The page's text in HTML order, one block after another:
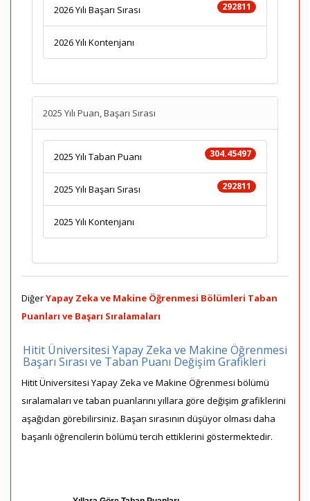
292811
2026 Yılı Başarı Sırası
2026 Yılı Kontenjanı
2025 Yılı Puan, Başarı Sırası
304.45497
2025 Yılı Taban Puanı
292811
2025 Yılı Başarı Sırası
2025 Yılı Kontenjanı
DiğerYapay Zeka ve Makine Öğrenmesi Bölümleri Taban
Puanları ve Başarı Sıralamaları
Hitit Üniversitesi Yapay Zeka ve Makine Öğrenmesi
Başarı Sırası ve Taban Puanı Değişim Grafikleri
Hitit Üniversitesi Yapay Zeka ve Makine Öğrenmesi bölümü
sıralamaları ve taban puanlarını yıllara göre değişim grafiklerini
aşağıdan görebilirsiniz. Başarı sırasının düşüyor olması daha
başarılı öğrencilerin bölümü tercih ettiklerini göstermektedir.